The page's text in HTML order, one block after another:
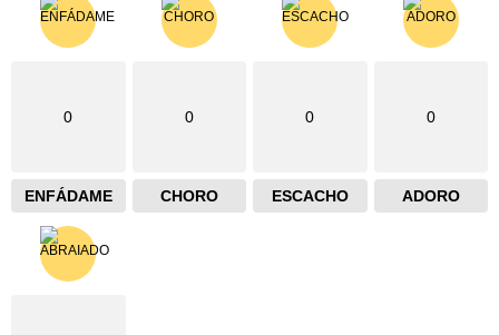
0
ENFÁDAME
0
CHORO
0
ESCACHO
0
ADORO